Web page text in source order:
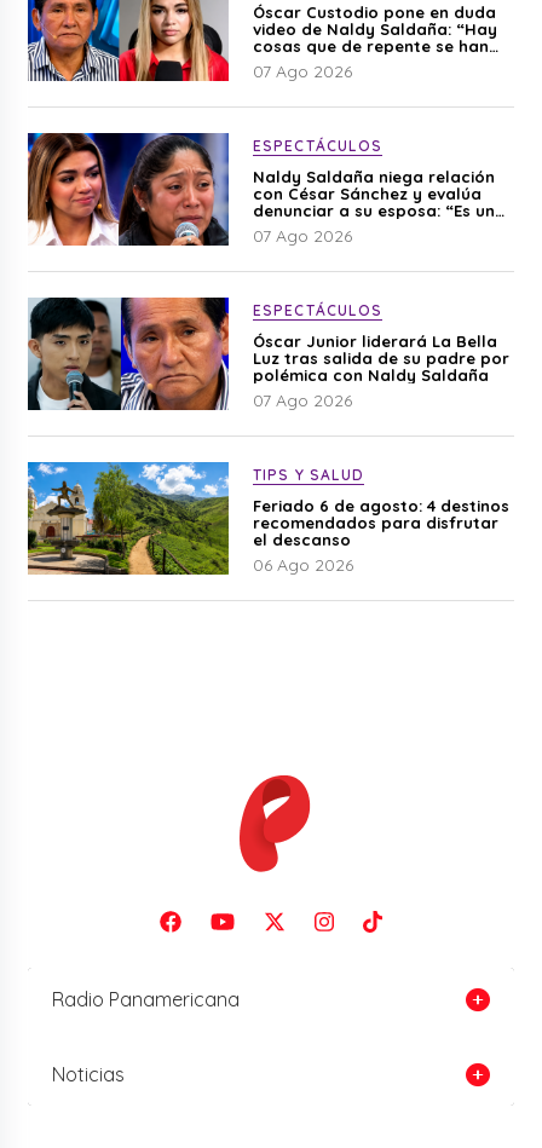
Óscar Custodio pone en duda
video de Naldy Saldaña: “Hay
cosas que de repente se han
editado”
07 Ago 2026
ESPECTÁCULOS
Naldy Saldaña niega relación
con César Sánchez y evalúa
denunciar a su esposa: “Es una
difamación”
07 Ago 2026
ESPECTÁCULOS
Óscar Junior liderará La Bella
Luz tras salida de su padre por
polémica con Naldy Saldaña
07 Ago 2026
TIPS Y SALUD
Feriado 6 de agosto: 4 destinos
recomendados para disfrutar
el descanso
06 Ago 2026
Radio Panamericana
Noticias